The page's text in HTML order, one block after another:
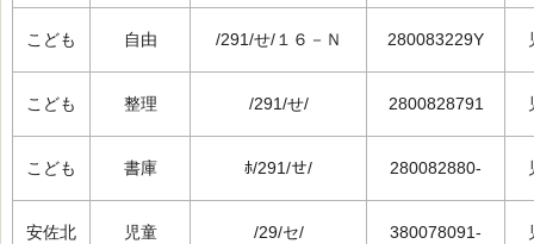
こども 自由 /291/せ/１６－Ｎ 280083229Y
こども 整理 /291/せ/ 2800828791
こども 書庫 ﾎ/291/せ/ 280082880-
安佐北 児童 /29/セ/ 380078091-